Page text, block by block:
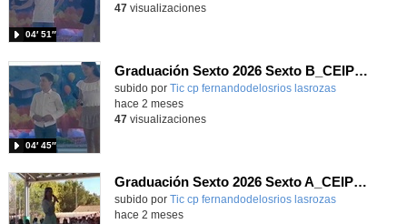
04′ 51″
47visualizaciones
Graduación Sexto 2026 Sexto B_CEIP FDLR_Las Rozas
Contenido educativo.
subido por Tic cp fernandodelosrios lasrozas
04′ 45″
-
hace 2 meses
47visualizaciones
Graduación Sexto 2026 Sexto A_CEIP FDLR_Las Rozas
Contenido educativo.
subido por Tic cp fernandodelosrios lasrozas-
hace 2 meses